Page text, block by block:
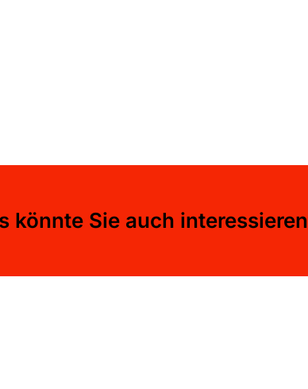
könnte Sie auch interessieren